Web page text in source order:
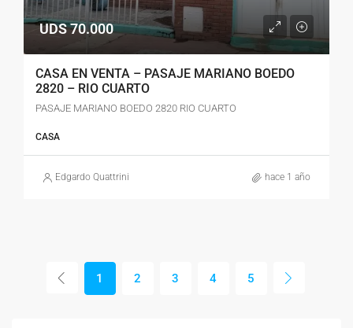
UDS 70.000
CASA EN VENTA – PASAJE MARIANO BOEDO
2820 – RIO CUARTO
PASAJE MARIANO BOEDO 2820 RIO CUARTO
CASA
Edgardo Quattrini hace 1 año
1 2 3 4 5